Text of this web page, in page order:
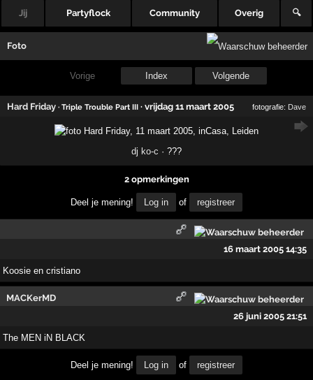
Jij Partyflock Community Overig 🔍
Foto
Vorige Index Volgende
Hard Friday · Triple Trouble Part III ·vrijdag 11 maart 2005 fotografie: Dave
dj ko-c · ???
2 opmerkingen
Deel je mening! Log in of registreer
16 maart 2005 14:35
Koosie en cristiano
MACKerMD
26 juni 2005 21:51
The MEN iN BLACK
Deel je mening! Log in of registreer